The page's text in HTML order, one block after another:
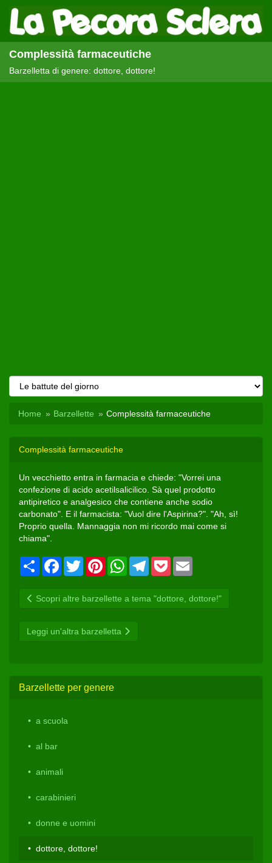
Complessità farmaceutiche
Barzelletta di genere: dottore, dottore!
Home Barzellette Complessità farmaceutiche
Complessità farmaceutiche
Un vecchietto entra in farmacia e chiede: "Vorrei una
confezione di acido acetilsalicilico. Sà quel prodotto
antipiretico e analgesico che contiene anche sodio
carbonato". E il farmacista: "Vuol dire l'Aspirina?". "Ah, sì!
Proprio quella. Mannaggia non mi ricordo mai come si
chiama".
CondividiFacebook
Twitter PinterestWhatsAppTelegram
Pocket
Scopri altre barzellette a tema "dottore, dottore!"
Leggi un'altra barzelletta
Barzellette per genere
a scuola
al bar
animali
carabinieri
donne e uomini
dottore, dottore!